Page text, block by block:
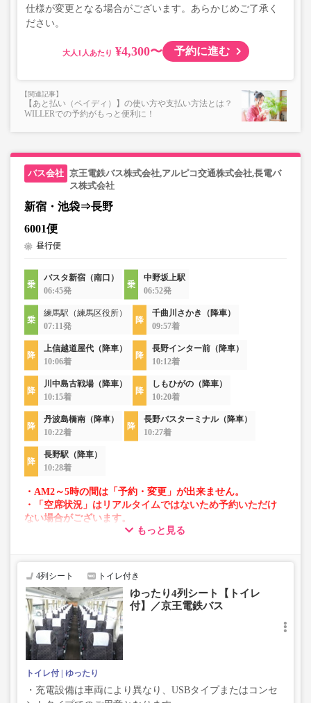
仕様が変更となる場合がございます。あらかじめご了承く
ださい。
大人 ¥4,300〜 予約に進む
【あと払い（ペイディ）】の使い方や支払い方法とは？
WILLERでの予約がもっと便利に！
京王電鉄バス株式会社,アルピコ交通株式会社,長電バ
ス株式会社
新宿・池袋⇒長野
6001便
昼行便
バスタ新宿（南口）
06:45発
中野坂上駅
06:52発
練馬駅（練馬区役所）
07:11発
千曲川さかき（降車）
09:57着
上信越道屋代（降車）
10:06着
長野インター前（降車）
10:12着
川中島古戦場（降車）
10:15着
しもひがの（降車）
10:20着
丹波島橋南（降車）
10:22着
長野バスターミナル（降車）
10:27着
長野駅（降車）
10:28着
・AM2～5時の間は「予約・変更」が出来ません。
・「空席状況」はリアルタイムではないため予約いただけ
ない場合がございます。
・車両は予告なく変更となる場合がございます。これに伴
で、あらかじめご了承ください。
もっと見る
4列シート トイレ付き
ゆったり4列シート【トイレ
付】／京王電鉄バス
トイレ付 ゆったり
・充電設備は車両により異なり、USBタイプまたはコンセ